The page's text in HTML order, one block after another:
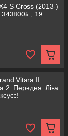
S-Cross (2013-)
3438005 , 19-
Vitara II
2. Передня. Ліва.